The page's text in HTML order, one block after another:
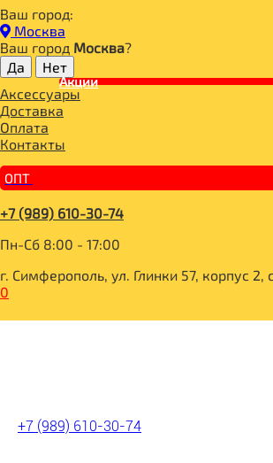
Ваш город:
Москва
Ваш город Москва?
Акции
Аксессуары
Доставка
Оплата
Контакты
ОПТ
+7 (989) 610-30-74
Пн-Сб 8:00 - 17:00
г. Симферополь, ул. Глинки 57, корпус 2,
0
+7 (989) 610-30-74
Главная
ДЛЯ ЗДОРОВОГО ПИТАНИЯ
**___FitParad
Сахарозаменитель №11 с пребиотиком